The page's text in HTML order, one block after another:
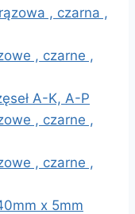
, czarna ,
, czarne ,
A-K, A-P
, czarne ,
, czarne ,
x 5mm